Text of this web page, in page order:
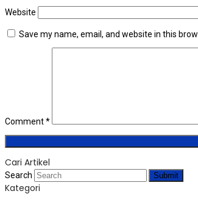
Website
Save my name, email, and website in this
Comment*
Cari Artikel
Search Submit
Kategori